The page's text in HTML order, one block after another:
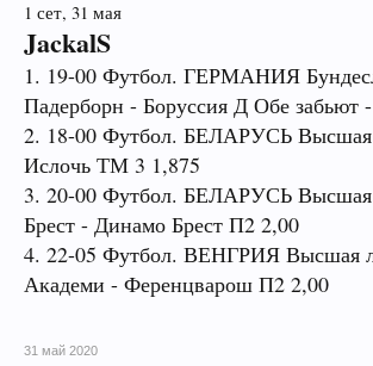
1 сет, 31 мая
JackalS
1. 19-00 Футбол. ГЕРМАНИЯ
Падерборн - Боруссия Д Обе забьют
2. 18-00 Футбол. БЕЛАРУСЬ
Ислочь ТМ 3 1,875
3. 20-00 Футбол. БЕЛАРУСЬ Высшая
Брест - Динамо Брест П2 2,00
4. 22-05 Футбол. ВЕНГРИЯ Высшая
Академи - Ференцварош П2 2,00
31 май 2020